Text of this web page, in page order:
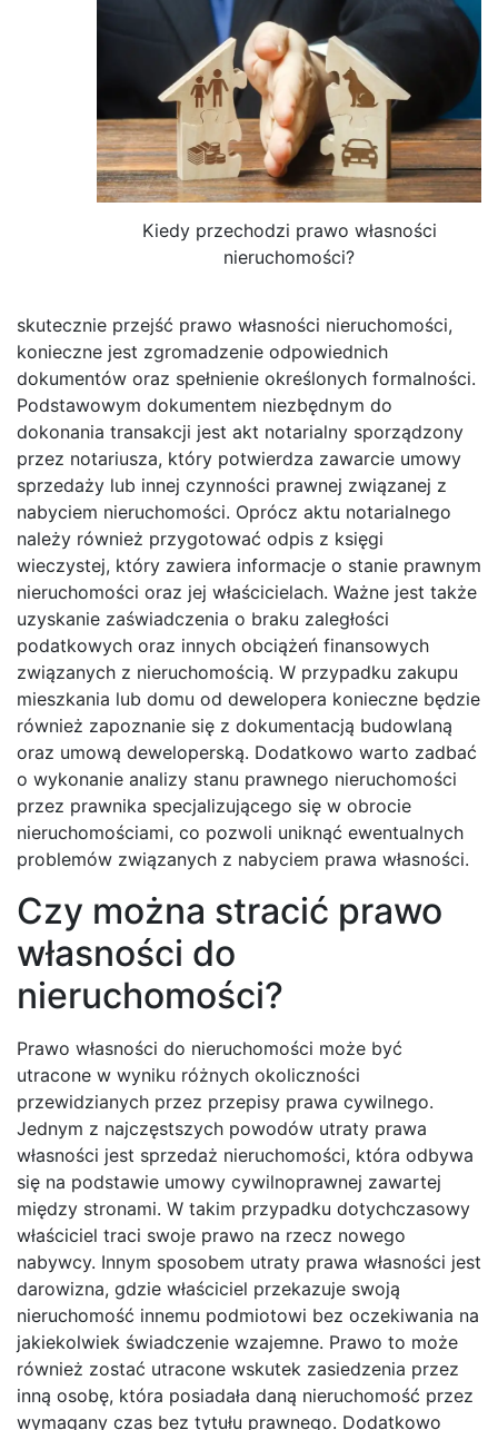
Kiedy przechodzi prawo własności
nieruchomości?
skutecznie przejść prawo własności nieruchomości,
konieczne jest zgromadzenie odpowiednich
dokumentów oraz spełnienie określonych formalności.
Podstawowym dokumentem niezbędnym do
dokonania transakcji jest akt notarialny sporządzony
przez notariusza, który potwierdza zawarcie umowy
sprzedaży lub innej czynności prawnej związanej z
nabyciem nieruchomości. Oprócz aktu notarialnego
należy również przygotować odpis z księgi
wieczystej, który zawiera informacje o stanie prawnym
nieruchomości oraz jej właścicielach. Ważne jest także
uzyskanie zaświadczenia o braku zaległości
podatkowych oraz innych obciążeń finansowych
związanych z nieruchomością. W przypadku zakupu
mieszkania lub domu od dewelopera konieczne będzie
również zapoznanie się z dokumentacją budowlaną
oraz umową deweloperską. Dodatkowo warto zadbać
o wykonanie analizy stanu prawnego nieruchomości
przez prawnika specjalizującego się w obrocie
nieruchomościami, co pozwoli uniknąć ewentualnych
problemów związanych z nabyciem prawa własności.
Czy można stracić prawo
własności do
nieruchomości?
Prawo własności do nieruchomości może być
utracone w wyniku różnych okoliczności
przewidzianych przez przepisy prawa cywilnego.
Jednym z najczęstszych powodów utraty prawa
własności jest sprzedaż nieruchomości, która odbywa
się na podstawie umowy cywilnoprawnej zawartej
między stronami. W takim przypadku dotychczasowy
właściciel traci swoje prawo na rzecz nowego
nabywcy. Innym sposobem utraty prawa własności jest
darowizna, gdzie właściciel przekazuje swoją
nieruchomość innemu podmiotowi bez oczekiwania na
jakiekolwiek świadczenie wzajemne. Prawo to może
również zostać utracone wskutek zasiedzenia przez
inną osobę, która posiadała daną nieruchomość przez
wymagany czas bez tytułu prawnego. Dodatkowo